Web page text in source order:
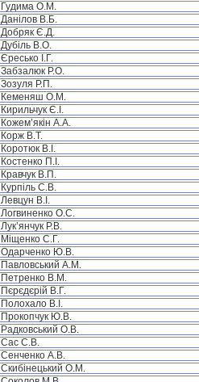
Гудима О.М.
Данілов В.Б.
Добряк Є.Д.
Дубіль В.О.
Єресько І.Г.
Забзалюк Р.О.
Зозуля Р.П.
Кеменяш О.М.
Кирильчук Є.І.
Кожем’якін А.А.
Корж В.Т.
Коротюк В.І.
Костенко П.І.
Кравчук В.П.
Курпіль С.В.
Левцун В.І.
Логвиненко О.С.
Лук’янчук Р.В.
Міщенко С.Г.
Одарченко Ю.В.
Павловський А.М.
Петренко В.М.
Пєрєдєрій В.Г.
Полохало В.І.
Прокопчук Ю.В.
Радковський О.В.
Сас С.В.
Сенченко А.В.
Скибінецький О.М.